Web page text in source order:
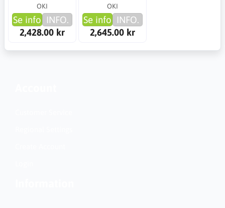
OKI
Se info INFO.
2,428.00 kr
OKI
Se info INFO.
2,645.00 kr